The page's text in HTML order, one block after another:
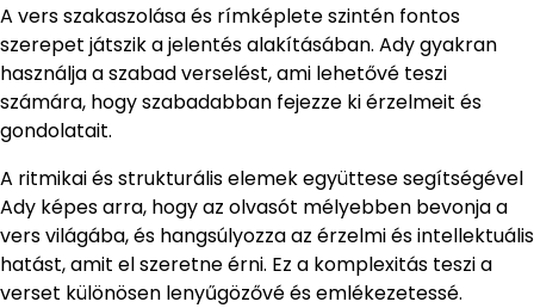
A vers szakaszolása és rímképlete szintén fontos
szerepet játszik a jelentés alakításában. Ady gyakran
használja a szabad verselést, ami lehetővé teszi
számára, hogy szabadabban fejezze ki érzelmeit és
gondolatait.
A ritmikai és strukturális elemek együttese segítségével
Ady képes arra, hogy az olvasót mélyebben bevonja a
vers világába, és hangsúlyozza az érzelmi és intellektuális
hatást, amit el szeretne érni. Ez a komplexitás teszi a
verset különösen lenyűgözővé és emlékezetessé.